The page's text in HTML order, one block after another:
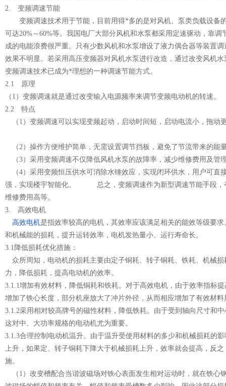
2. 变频调速节能
变频调速技术用于节能，目前用得*多的是对风机、泵类负载设备
可达20%～60%等。我国电厂大部分风机和水泵都采用定速驱动，靠
成的电能浪费很严重。只有少数风机和水泵增设了液力偶合器等装置
效果不明显。若采用高压变频器对风机水泵进行改造，通过改变风机
变频调速技术已成为*理想的一种调速节能方式。
2.1 原理
（1）变频调速就是通过改变输入电源频率来调节变频电动机的
2.2 特点
（1）变频调速可以实现变频起动，启动时间短，启动电流小，拖动
（2）操作方便维护简单，无需设置调节挡板，避免了节流带来
（3）采用变频调速不仅降低风机水泵的故障率，减少维修费用
（4）采用变频恒压供水可消除水锤效应，实现闭环供水，用户可直
强，实现楼宇智能化。 总之，变频调速作为新型调速节能手段，有
维修费用高等。
3. 高效电机
高效电机是指效率较高的电机，其效率应该满足相关的能效等级要
和机械能的损耗，提升运转效率，电机发热量小、运行寿命长。
3.1降低损耗优化措施：
众所周知，电动机的损耗主要由定子铜耗、转子铜耗、铁耗、机械
力，降低损耗，提高电动机的效率。
3.1.1增加有效材料，降低铜耗和铁耗。对于高效电机，由于效率指标
增加了铁心长度，部分机座放大了冲片外径，从而相应增加了有
3.1.2采用相对较高牌号的磁性材料，降低铁耗。由于受到轴向尺寸
这对中、大功率规格的电动机尤为重要。
3.1.3合理控制电动机温升。由于温升受使用材料的多少和机械损耗的
上升，如果定、转子铜耗下降大于机械损耗上升，效率就会提高，
施。
（1）改变槽配合当谐波磁场对铁心表面发生相对运动时，就在铁心